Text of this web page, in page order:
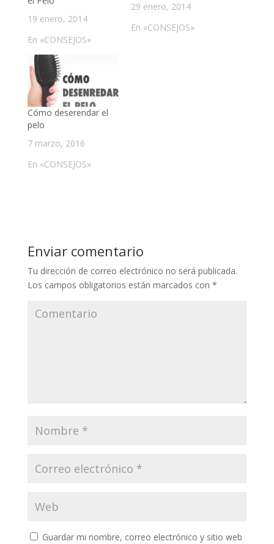
19 enero, 2014
En «CONSEJOS»
29 enero, 2014
En «CONSEJOS»
Cómo deserendar el
pelo
7 marzo, 2016
En «CONSEJOS»
Enviar comentario
Tu dirección de correo electrónico no será publicada.
Los campos obligatorios están marcados con *
Guardar mi nombre, correo electrónico y sitio web